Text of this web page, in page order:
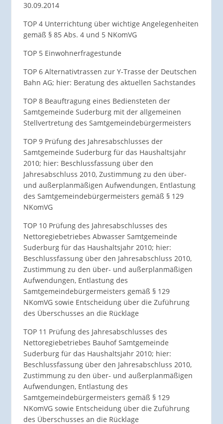
30.09.2014
TOP 4 Unterrichtung über wichtige Angelegenheiten
gemäß § 85 Abs. 4 und 5 NKomVG
TOP 5 Einwohnerfragestunde
TOP 6 Alternativtrassen zur Y-Trasse der Deutschen
Bahn AG; hier: Beratung des aktuellen Sachstandes
TOP 8 Beauftragung eines Bediensteten der
Samtgemeinde Suderburg mit der allgemeinen
Stellvertretung des Samtgemeindebürgermeisters
TOP 9 Prüfung des Jahresabschlusses der
Samtgemeinde Suderburg für das Haushaltsjahr
2010; hier: Beschlussfassung über den
Jahresabschluss 2010, Zustimmung zu den über-
und außerplanmäßigen Aufwendungen, Entlastung
des Samtgemeindebürgermeisters gemäß § 129
NKomVG
TOP 10 Prüfung des Jahresabschlusses des
Nettoregiebetriebes Abwasser Samtgemeinde
Suderburg für das Haushaltsjahr 2010; hier:
Beschlussfassung über den Jahresabschluss 2010,
Zustimmung zu den über- und außerplanmäßigen
Aufwendungen, Entlastung des
Samtgemeindebürgermeisters gemäß § 129
NKomVG sowie Entscheidung über die Zuführung
des Überschusses an die Rücklage
TOP 11 Prüfung des Jahresabschlusses des
Nettoregiebetriebes Bauhof Samtgemeinde
Suderburg für das Haushaltsjahr 2010; hier:
Beschlussfassung über den Jahresabschluss 2010,
Zustimmung zu den über- und außerplanmäßigen
Aufwendungen, Entlastung des
Samtgemeindebürgermeisters gemäß § 129
NKomVG sowie Entscheidung über die Zuführung
des Überschusses an die Rücklage